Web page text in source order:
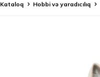
Kataloq Hobbi və yaradıcılıq